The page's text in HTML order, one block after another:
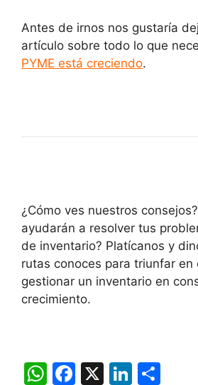
Antes de irnos nos gustaría
artículo sobre todo lo que
PYME está creciendo.
¿Cómo ves nuestros
ayudarán a resolver tus
de inventario? Platícanos y
rutas conoces para triunfar en
gestionar un inventario en
crecimiento.
W F
X
Li